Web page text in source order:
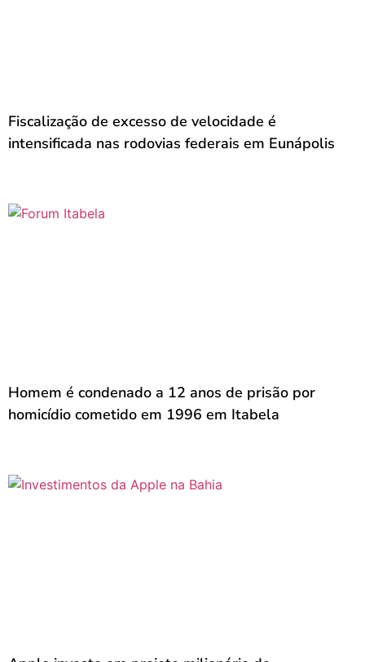
Fiscalização de excesso de velocidade é
intensificada nas rodovias federais em Eunápolis
Homem é condenado a 12 anos de prisão por
homicídio cometido em 1996 em Itabela